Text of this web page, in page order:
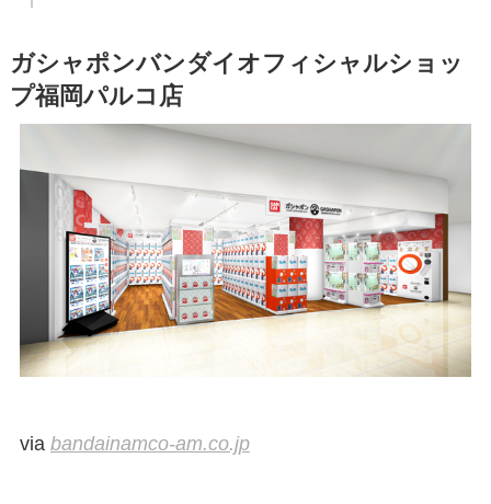
ガシャポンバンダイオフィシャルショッ
プ福岡パルコ店
via bandainamco-am.co.jp